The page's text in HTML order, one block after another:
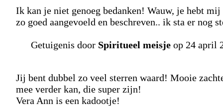
Ik kan je niet genoeg bedanken! Wauw, je hebt
zo goed aangevoeld en beschreven.. ik sta er nog
Getuigenis door Spiritueel meisje op 24 april
Jij bent dubbel zo veel sterren waard! Mooie
mee verder kan, die super zijn!
Vera Ann is een kadootje!